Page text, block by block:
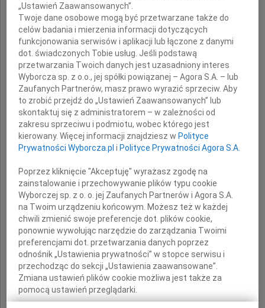
Rodzinie
Andrzeja Zielke
kucharza
składają
pracownicy firmy
Inter Marine Sp. z o.o. w Gdyni
„Ustawień Zaawansowanych”.
Twoje dane osobowe mogą być przetwarzane także do
celów badania i mierzenia informacji dotyczących
funkcjonowania serwisów i aplikacji lub łączone z danymi
dot. świadczonych Tobie usług. Jeśli podstawą
przetwarzania Twoich danych jest uzasadniony interes
Wyborcza sp. z o.o., jej spółki powiązanej – Agora S.A. – lub
Zaufanych Partnerów, masz prawo wyrazić sprzeciw. Aby
to zrobić przejdź do „Ustawień Zaawansowanych” lub
skontaktuj się z administratorem – w zależności od
zakresu sprzeciwu i podmiotu, wobec którego jest
kierowany. Więcej informacji znajdziesz wPolityce
Prywatności Wyborcza.pl iPolityce Prywatności Agora S.A.
Poprzez kliknięcie "Akceptuję" wyrażasz zgodę na
zainstalowanie i przechowywanie plików typu cookie
Wyborczej sp. z o. o. jej Zaufanych Partnerów i Agora S.A.
na Twoim urządzeniu końcowym. Możesz też w każdej
chwili zmienić swoje preferencje dot. plików cookie,
ponownie wywołując narzędzie do zarządzania Twoimi
preferencjami dot. przetwarzania danych poprzez
odnośnik „Ustawienia prywatności” w stopce serwisu i
przechodząc do sekcji „Ustawienia zaawansowane”.
Zmiana ustawień plików cookie możliwa jest także za
pomocą ustawień przeglądarki.